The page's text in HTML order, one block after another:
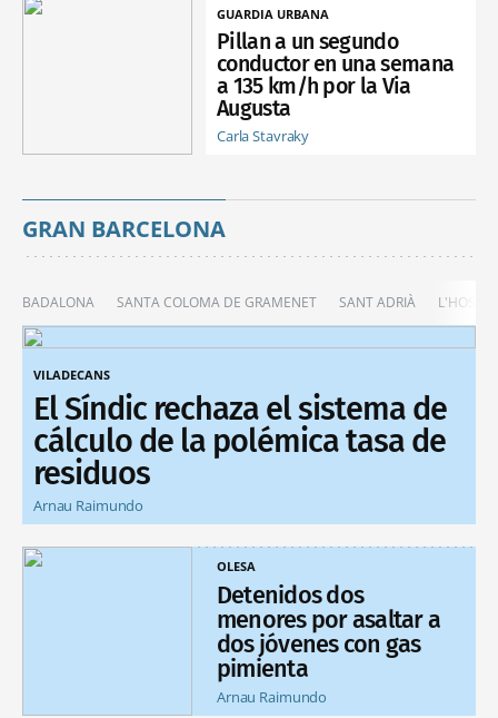
GUARDIA URBANA
Pillan a un segundo
conductor en una semana
a 135 km/h por la Via
Augusta
Carla Stavraky
GRAN BARCELONA
BADALONA SANTA COLOMA DE GRAMENET SANT ADRIÀ
VILADECANS
El Síndic rechaza el sistema de
cálculo de la polémica tasa de
residuos
Arnau Raimundo
OLESA
Detenidos dos
menores por asaltar a
dos jóvenes con gas
pimienta
Arnau Raimundo